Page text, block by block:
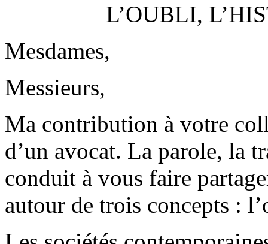
L’OUBLI,
Mesdames,
Messieurs,
Ma contribution à votre
d’un avocat. La parole, la
conduit à vous faire
autour de trois concepts :